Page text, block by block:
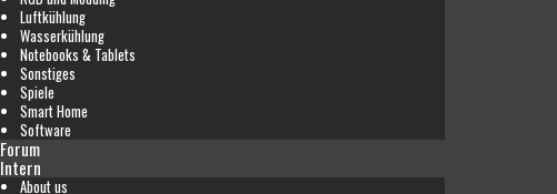
Luftkühlung
Wasserkühlung
Notebooks & Tablets
Sonstiges
Spiele
Smart Home
Software
Forum
Intern
About us